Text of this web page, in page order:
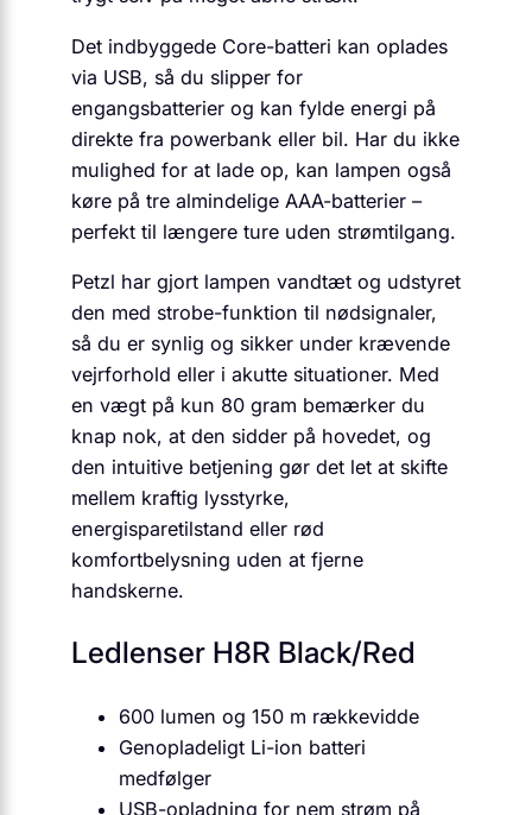
Det indbyggede Core-batteri kan oplades
via USB, så du slipper for
engangsbatterier og kan fylde energi på
direkte fra powerbank eller bil. Har du ikke
mulighed for at lade op, kan lampen også
køre på tre almindelige AAA-batterier –
perfekt til længere ture uden strømtilgang.
Petzl har gjort lampen vandtæt og udstyret
den med strobe-funktion til nødsignaler,
så du er synlig og sikker under krævende
vejrforhold eller i akutte situationer. Med
en vægt på kun 80 gram bemærker du
knap nok, at den sidder på hovedet, og
den intuitive betjening gør det let at skifte
mellem kraftig lysstyrke,
energisparetilstand eller rød
komfortbelysning uden at fjerne
handskerne.
Ledlenser H8R Black/Red
600 lumen og 150 m rækkevidde
Genopladeligt Li-ion batteri
medfølger
USB-opladning for nem strøm på